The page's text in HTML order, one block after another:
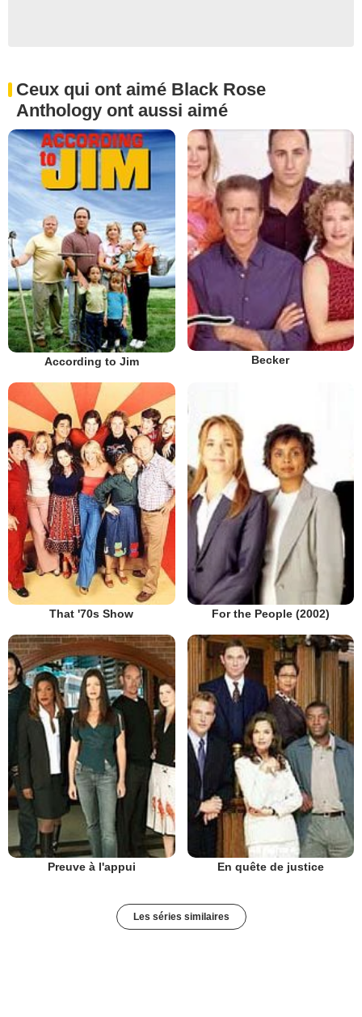
Ceux qui ont aimé Black Rose
Anthology ont aussi aimé
According to Jim Becker
That '70s Show For the People (2002)
Preuve à l'appui En quête de justice
Les séries similaires